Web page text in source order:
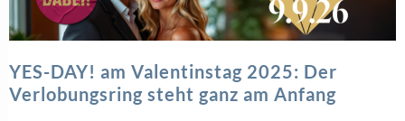
YES-DAY! am Valentinstag 2025: Der
Verlobungsring steht ganz am Anfang